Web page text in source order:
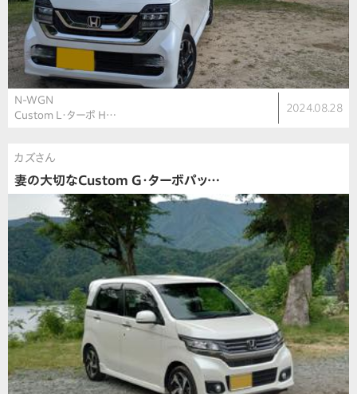
N-WGN
Custom L・ターボ H…
2024.08.28
カズさん
妻の大切なCustom G・ターボパッ…